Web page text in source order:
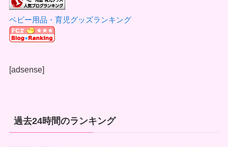
ベビー用品・育児グッズランキング
[adsense]
過去24時間のランキング